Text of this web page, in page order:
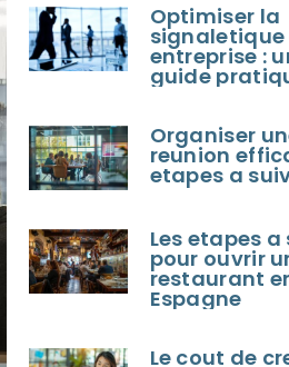
Optimiser la
signaletique
entreprise :
guide
Organiser
reunion
etapes a
Les etapes a
pour ouvrir
restaurant
Espagne
Le cout de